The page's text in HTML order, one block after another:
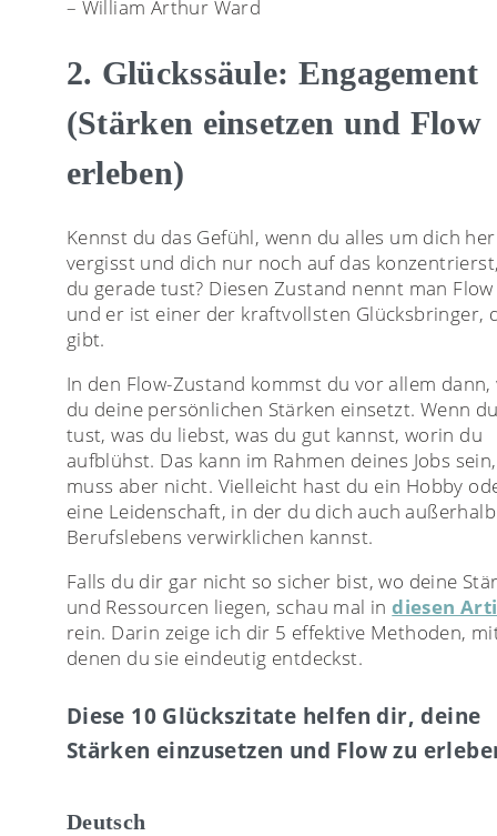
– William Arthur Ward
2. Glückssäule: Engagement
(Stärken einsetzen und Flow
erleben)
Kennst du das Gefühl, wenn du alles um dich
vergisst und dich nur noch auf das
du gerade tust? Diesen Zustand nennt man Flow
und er ist einer der kraftvollsten Glücksbringer,
gibt.
In den Flow-Zustand kommst du vor allem dann,
du deine persönlichen Stärken einsetzt. Wenn
tust, was du liebst, was du gut kannst, worin du
aufblühst. Das kann im Rahmen deines Jobs sein,
muss aber nicht. Vielleicht hast du ein Hobby
eine Leidenschaft, in der du dich auch
Berufslebens verwirklichen kannst.
Falls du dir gar nicht so sicher bist, wo deine
und Ressourcen liegen, schau mal indiesen
rein. Darin zeige ich dir 5 effektive Methoden,
denen du sie eindeutig entdeckst.
Diese 10 Glückszitate helfen dir, deine
Stärken einzusetzen und Flow zu
Deutsch